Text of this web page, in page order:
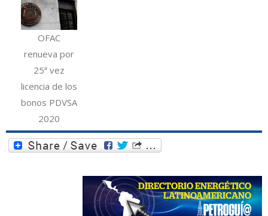
OFAC
renueva por
25ª vez
licencia de los
bonos PDVSA
2020